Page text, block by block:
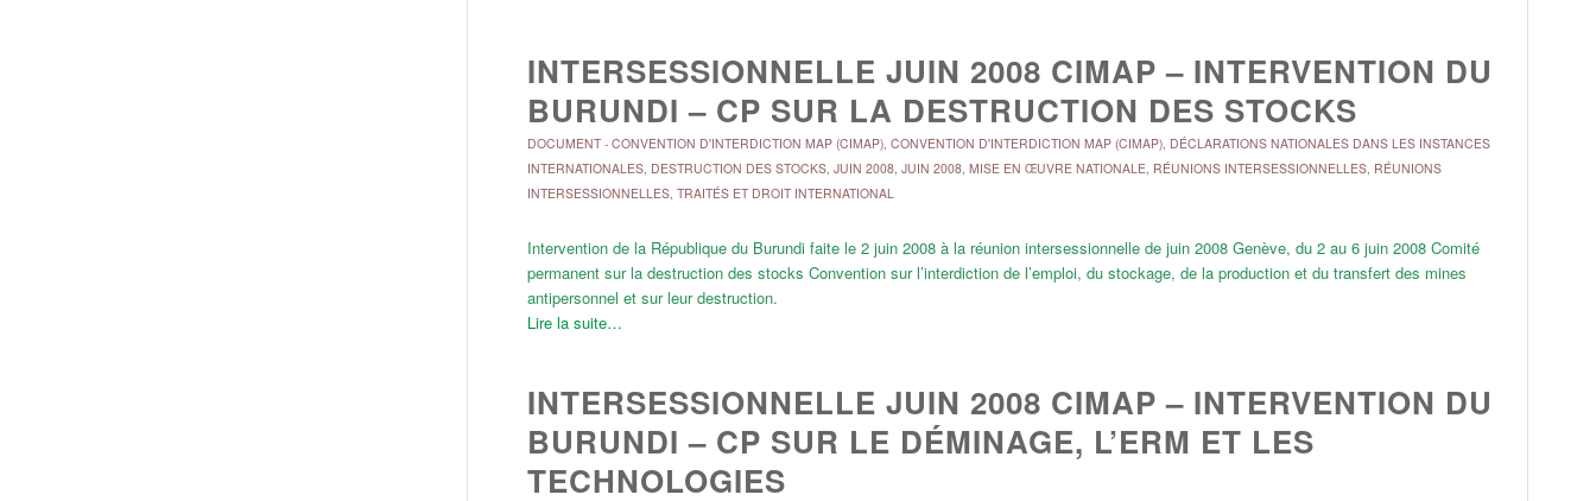
INTERSESSIONNELLE JUIN 2008 CIMAP – INTERVENTION DU
BURUNDI – CP SUR LA DESTRUCTION DES STOCKS
DOCUMENT- CONVENTION D'INTERDICTION MAP (CIMAP), CONVENTION D'INTERDICTION MAP (CIMAP), DÉCLARATIONS NATIONALES DANS LES INSTANCES
INTERNATIONALES, DESTRUCTION DES STOCKS, JUIN 2008, JUIN 2008, MISE EN ŒUVRE NATIONALE, RÉUNIONS INTERSESSIONNELLES, RÉUNIONS
INTERSESSIONNELLES, TRAITÉS ET DROIT INTERNATIONAL
Intervention de la République du Burundi faite le 2 juin 2008 à la réunion intersessionnelle de juin 2008 Genève, du 2 au 6 juin 2008 Comité
permanent sur la destruction des stocks Convention sur l’interdiction de l’emploi, du stockage, de la production et du transfert des mines
antipersonnel et sur leur destruction.
Lire la suite…
INTERSESSIONNELLE JUIN 2008 CIMAP – INTERVENTION DU
BURUNDI – CP SUR LE DÉMINAGE, L’ERM ET LES
TECHNOLOGIES